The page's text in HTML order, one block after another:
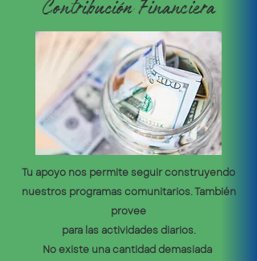
Contribución Financiera
Tu apoyo nos permite seguir construyendo
nuestros programascomunitarios.También
provee
para las actividades diarios.
No existe una cantidaddemasiada